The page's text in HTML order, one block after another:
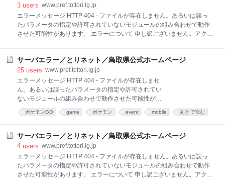
03月03日 春雨茶わん蒸し 03月03日 香煎もち 03月03日 じんたん寿司
03月03日 ハマボウフウの酢みそあえ 03月03日 大山おこわ 03月03日 イ
カめし 03月03日 おやき 03月03日 柿の葉ずし 03月03日 そばかりんとう
03月03日 するめいか糀漬 03月03日 ばばちゃ
3 users www.pref.tottori.lg.jp
エラーメッセージ HTTP 404 - ファイルが存在しません。あるいは誤っ
たパラメータの指定や許可されていないモジュールの組み合わせで動作
させた可能性があります。 エラーについて 申し訳ございません。アクセ
願いします。 アドレス（URL）を直接入力された場合は、入力誤りがな
いかご確認ください。 「ホームへもどる」からトップページを表示し、
検索ボックスから検索をお願いします。 リンクをクリックしてこのペー
ジに到達された場合は、リンクが切れていますので、リンク元のアドレ
ス（本エラーページのアドレスではなく、クリックされたアドレス）を
属は、連絡先一覧からお探しください。
サーバエラー／とりネット／鳥取県公式ホームページ
25 users www.pref.tottori.lg.jp
エラーメッセージ HTTP 404 - ファイルが存在しませ
ん。あるいは誤ったパラメータの指定や許可されてい
ないモジュールの組み合わせで動作させた可能性があ
スされようとしたページは、変更、削除、掲示期間終
すが、以下の方法によりご対応をお願いします。 アド
レス（URL）を直接入力された場合は、入力誤りがな
いかご確認ください。 「ホームへもどる」からトップ
ページを表示し、検索ボックスから検索をお願いしま
す。 リンクをクリックしてこのページに到達された場
ポケモンGO game ポケモン event mobile あとで読む
サーバエラー／とりネット／鳥取県公式ホームページ
4 users www.pref.tottori.lg.jp
エラーメッセージ HTTP 404 - ファイルが存在しません。あるいは誤っ
たパラメータの指定や許可されていないモジュールの組み合わせで動作
させた可能性があります。 エラーについて 申し訳ございません。アクセ